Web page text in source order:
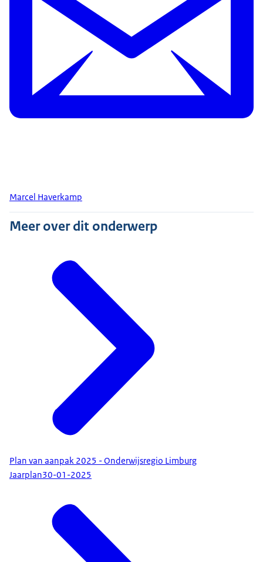
Marcel Haverkamp
Meer over dit onderwerp
Plan van aanpak 2025 - Onderwijsregio Limburg
Jaarplan30-01-2025